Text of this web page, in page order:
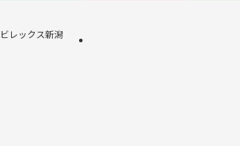
レックス新潟